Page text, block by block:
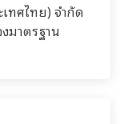
ทศไทย) จำกัด
มาตรฐาน